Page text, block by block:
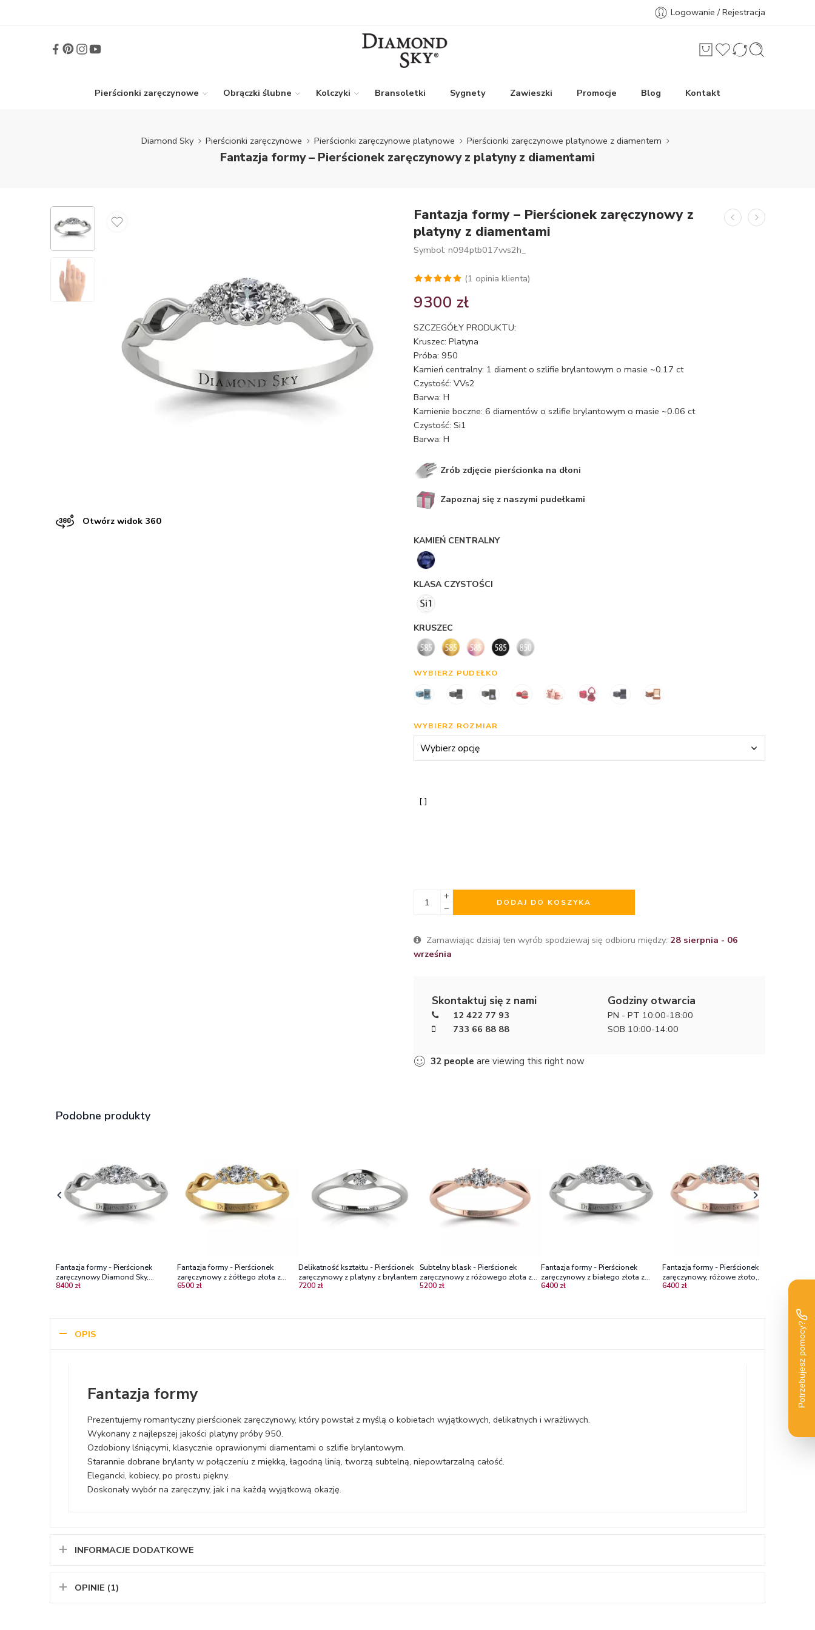
Logowanie / Rejestracja
Pierścionki zaręczynowe Obrączki ślubne Kolczyki Bransoletki Sygnety Zawieszki Promocje Blog Kontakt
Diamond Sky Pierścionki zaręczynowe Pierścionki zaręczynowe platynowe Pierścionki zaręczynowe platynowe z diamentem
Fantazja formy – Pierścionek zaręczynowy z platyny z diamentami
Otwórz widok 360
Fantazja formy – Pierścionek zaręczynowy z
platyny z diamentami
Symbol: n094ptb017vvs2h_
5.00na 5
oceny
(1 opinia klienta)
9300 zł
SZCZEGÓŁY PRODUKTU:
Kruszec: Platyna
Próba: 950
Kamień centralny: 1 diament o szlifie brylantowym o masie ~0.17 ct
Czystość: VVs2
Barwa: H
Kamienie boczne: 6 diamentów o szlifie brylantowym o masie ~0.06 ct
Czystość: Si1
Barwa: H
Zrób zdjęcie pierścionka na dłoni
Zapoznaj się z naszymi pudełkami
KAMIEŃ CENTRALNY
KLASA CZYSTOŚCI
KRUSZEC
WYBIERZ PUDEŁKO
WYBIERZ ROZMIAR
DODAJ DO KOSZYKA
Zamawiając dzisiaj ten wyrób spodziewaj się odbioru między: 28 sierpnia - 06
września
Skontaktuj się z nami
12 422 77 93
733 66 88 88
Godziny otwarcia
PN - PT 10:00-18:00
SOB 10:00-14:00
32 people are viewing this right now
Podobne produkty
Fantazja formy - Pierścionek
zaręczynowy Diamond Sky,
platyna, diament
8400 zł
Fantazja formy - Pierścionek
zaręczynowy z żółtego złota z
diamentami VVS2/H
6500 zł
Delikatność kształtu - Pierścionek
zaręczynowy z platyny z brylantem
7200 zł
Subtelny blask - Pierścionek
zaręczynowy z różowego złota z
diamentami
5200 zł
Fantazja formy - Pierścionek
zaręczynowy z białego złota z
diamentami
6400 zł
Fantazja formy - Pierścionek
zaręczynowy, różowe złoto,
diamenty VS2/G
6400 zł
585 z
4300 zł
OPIS
Fantazja formy
Prezentujemy romantyczny pierścionek zaręczynowy, który powstał z myślą o kobietach wyjątkowych, delikatnych i wrażliwych.
Wykonany z najlepszej jakości platyny próby 950.
Ozdobiony lśniącymi, klasycznie oprawionymi diamentami o szlifie brylantowym.
Starannie dobrane brylanty w połączeniu z miękką, łagodną linią, tworzą subtelną, niepowtarzalną całość.
Elegancki, kobiecy, po prostu piękny.
Doskonały wybór na zaręczyny, jak i na każdą wyjątkową okazję.
INFORMACJE DODATKOWE
OPINIE (1)